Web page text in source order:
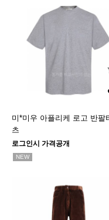
미*미우 아플리케 로고 반팔
츠
로그인시 가격공개
NEW